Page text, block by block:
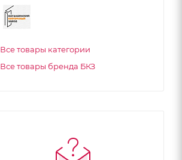
Все товары категории
Все товары бренда БКЗ